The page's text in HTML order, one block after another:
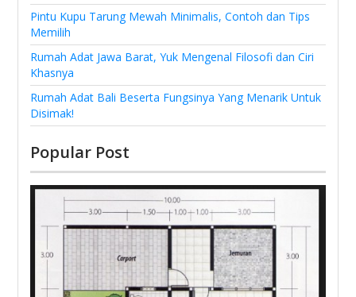
Pintu Kupu Tarung Mewah Minimalis, Contoh dan Tips
Memilih
Rumah Adat Jawa Barat, Yuk Mengenal Filosofi dan Ciri
Khasnya
Rumah Adat Bali Beserta Fungsinya Yang Menarik Untuk
Disimak!
Popular Post